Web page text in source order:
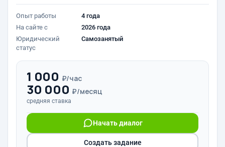
Опыт работы
4 года
На сайте с
2026 года
Юридический
статус
Самозанятый
1 000 ₽/час
30 000 ₽/месяц
средняя ставка
Начать диалог
Создать задание